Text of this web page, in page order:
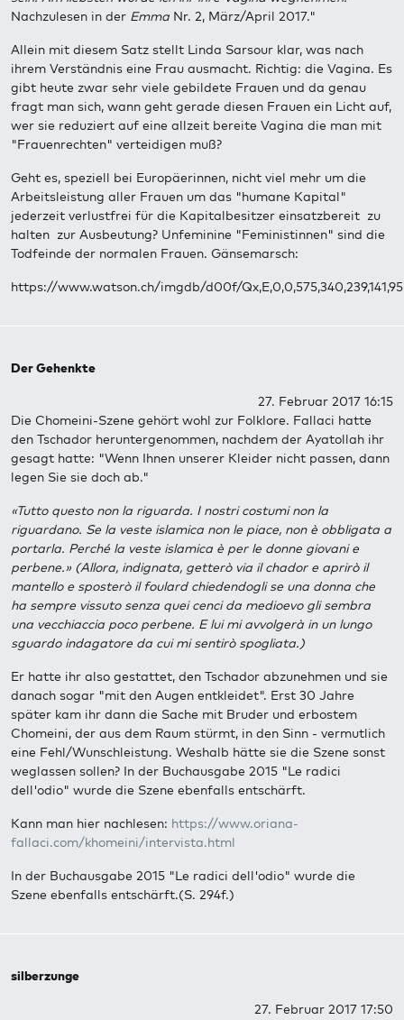
Nachzulesen in der Emma Nr. 2, März/April 2017."
Allein mit diesem Satz stellt Linda Sarsour klar, was nach
ihrem Verständnis eine Frau ausmacht. Richtig: die Vagina. Es
gibt heute zwar sehr viele gebildete Frauen und da genau
fragt man sich, wann geht gerade diesen Frauen ein Licht auf,
wer sie reduziert auf eine allzeit bereite Vagina die man mit
"Frauenrechten" verteidigen muß?
Geht es, speziell bei Europäerinnen, nicht viel mehr um die
Arbeitsleistung aller Frauen um das "humane Kapital"
jederzeit verlustfrei für die Kapitalbesitzer einsatzbereit zu
halten zur Ausbeutung? Unfeminine "Feministinnen" sind die
Todfeinde der normalen Frauen. Gänsemarsch:
https://www.watson.ch/imgdb/d00f/
Der Gehenkte
27. Februar 2017 16:15
Die Chomeini-Szene gehört wohl zur Folklore. Fallaci hatte
den Tschador heruntergenommen, nachdem der Ayatollah ihr
gesagt hatte: "Wenn Ihnen unserer Kleider nicht passen, dann
legen Sie sie doch ab."
«Tutto questo non la riguarda. I nostri costumi non la
riguardano. Se la veste islamica non le piace, non è obbligata a
portarla. Perché la veste islamica è per le donne giovani e
perbene.» (Allora, indignata, getterò via il chador e aprirò il
mantello e sposterò il foulard chiedendogli se una donna che
ha sempre vissuto senza quei cenci da medioevo gli sembra
una vecchiaccia poco perbene. E lui mi avvolgerà in un lungo
sguardo indagatore da cui mi sentirò spogliata.)
Er hatte ihr also gestattet, den Tschador abzunehmen und sie
danach sogar "mit den Augen entkleidet". Erst 30 Jahre
später kam ihr dann die Sache mit Bruder und erbostem
Chomeini, der aus dem Raum stürmt, in den Sinn - vermutlich
eine Fehl/Wunschleistung. Weshalb hätte sie die Szene sonst
weglassen sollen? In der Buchausgabe 2015 "Le radici
dell'odio" wurde die Szene ebenfalls entschärft.
Kann man hier nachlesen: https://www.oriana-
fallaci.com/khomeini/intervista.html
In der Buchausgabe 2015 "Le radici dell'odio" wurde die
Szene ebenfalls entschärft.(S. 294f.)
silberzunge
27. Februar 2017 17:50